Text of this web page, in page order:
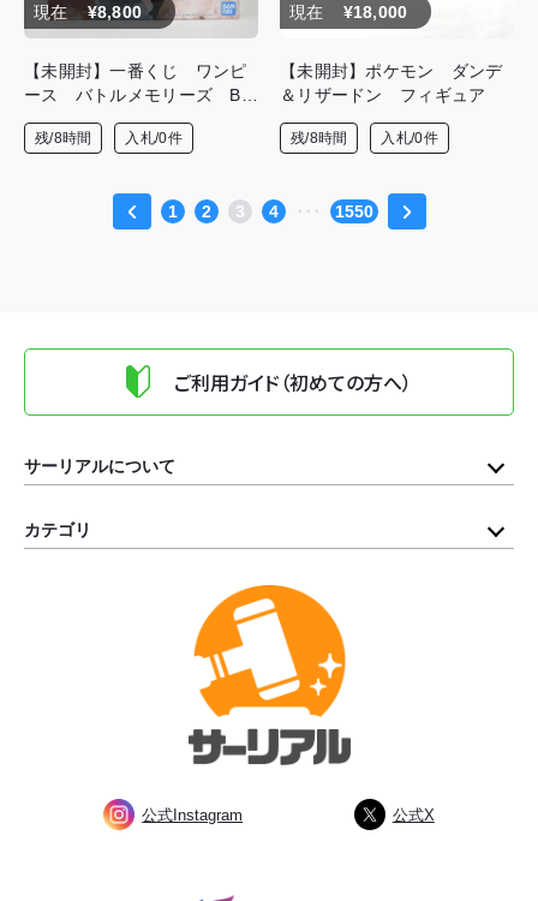
現在 ¥8,800
【未開封】一番くじ ワンピ
ース バトルメモリーズ B
賞 ルフィ ギア4-バウンド
マン-フィギュア
残/8時間 入札/0件
現在 ¥18,000
【未開封】ポケモン ダンデ
＆リザードン フィギュア
残/8時間 入札/0件
1 2 3 4 ･･･ 1550
公式Instagram 公式X
ご利用ガイド（初めての方へ）
サーリアルについて
カテゴリ